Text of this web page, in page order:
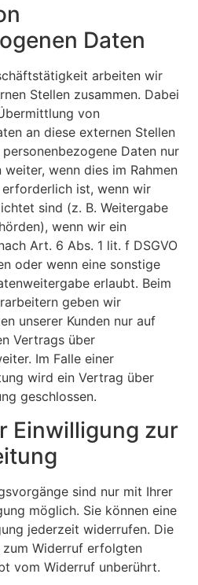
Daten
arbeiten wir
Stellen zusammen. Dabei
von
an diese externen Stellen
Daten nur
wenn dies im Rahmen
ist, wenn wir
sind (z. B. Weitergabe
wenn wir ein
Art. 6 Abs. 1 lit. f DSGVO
oder wenn eine sonstige
erlaubt. Beim
geben wir
unserer Kunden nur auf
Vertrags über
Im Falle einer
wird ein Vertrag über
geschlossen.
Einwilligung zur
sind nur mit Ihrer
möglich. Sie können eine
jederzeit widerrufen. Die
Widerruf erfolgten
vom Widerruf unberührt.